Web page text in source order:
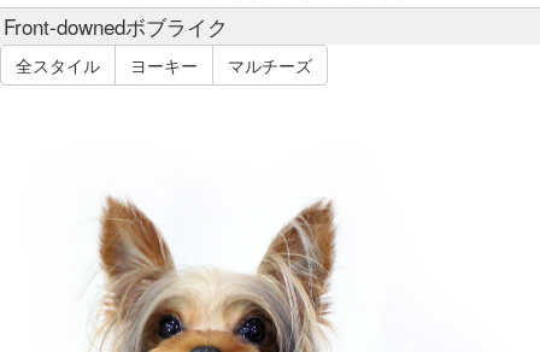
Front-downedボブライク
全スタイル ヨーキー マルチーズ